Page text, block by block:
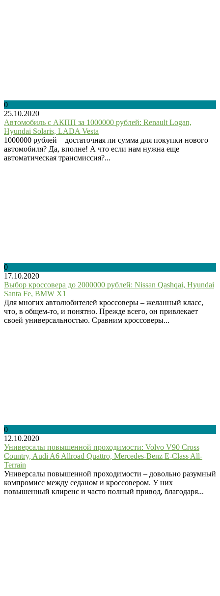
0
25.10.2020
Автомобиль с АКПП за 1000000 рублей: Renault Logan,
Hyundai Solaris, LADA Vesta
1000000 рублей – достаточная ли сумма для покупки нового
автомобиля? Да, вполне! А что если нам нужна еще
автоматическая трансмиссия?...
0
17.10.2020
Выбор кроссовера до 2000000 рублей: Nissan Qashqai, Hyundai
Santa Fe, BMW X1
Для многих автолюбителей кроссоверы – желанный класс,
что, в общем-то, и понятно. Прежде всего, он привлекает
своей универсальностью. Сравним кроссоверы...
0
12.10.2020
Универсалы повышенной проходимости: Volvo V90 Cross
Country, Audi A6 Allroad Quattro, Mercedes-Benz E-Class All-
Terrain
Универсалы повышенной проходимости – довольно разумный
компромисс между седаном и кроссовером. У них
повышенный клиренс и часто полный привод, благодаря...